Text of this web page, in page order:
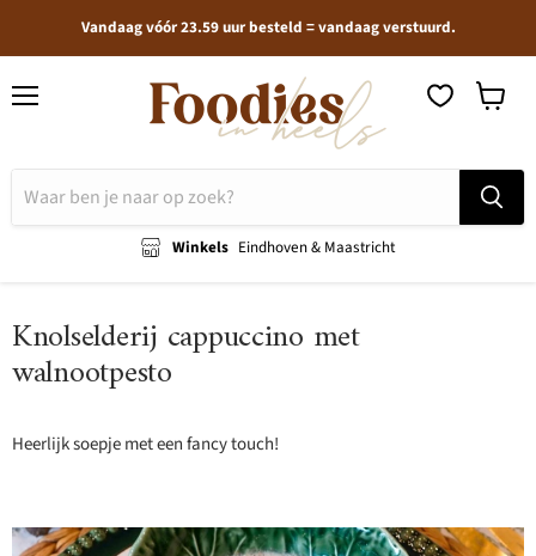
Vandaag vóór 23.59 uur besteld = vandaag verstuurd.
Winkels Eindhoven & Maastricht
Knolselderij cappuccino met
walnootpesto
Heerlijk soepje met een fancy touch!